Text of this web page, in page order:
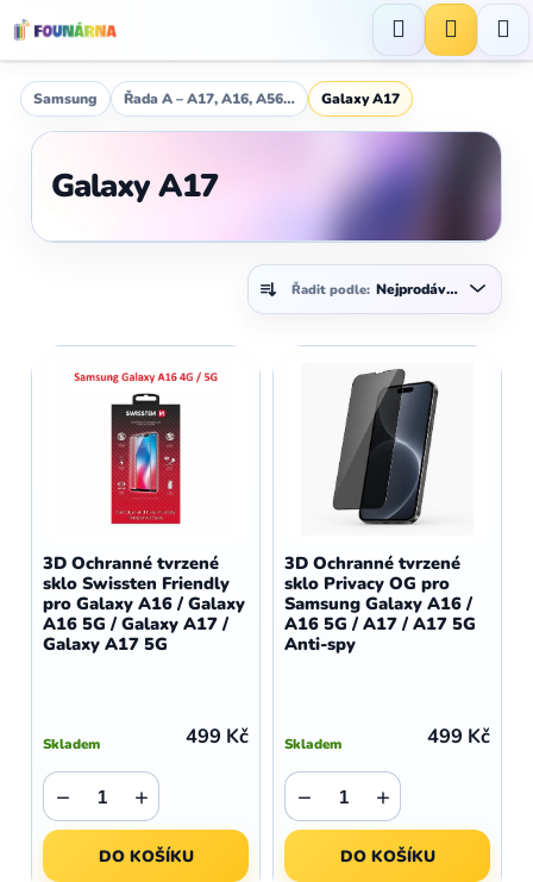
na
obsah
Hledat
Samsung Řada A – A17, A16, A56… Galaxy A17
Galaxy A17
Ř
a
e
Řadit podle: Nejprodávanější
ý
o
d
u
k
3D Ochranné tvrzené
sklo Swissten Friendly
pro Galaxy A16 / Galaxy
A16 5G / Galaxy A17 /
Galaxy A17 5G
Skladem 499 Kč
+
−
DO KOŠÍKU
3D Ochranné tvrzené
sklo Privacy OG pro
Samsung Galaxy A16 /
A16 5G / A17 / A17 5G
Anti-spy
Skladem 499 Kč
+
−
DO KOŠÍKU